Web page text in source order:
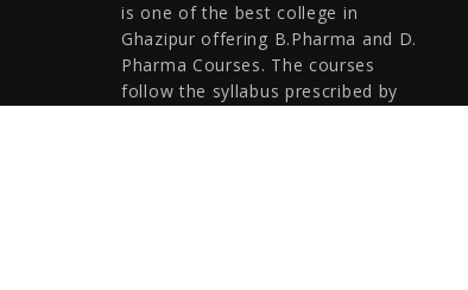
is one of the best college in
Ghazipur offering B.Pharma and D.
Pharma Courses. The courses
follow the syllabus prescribed by